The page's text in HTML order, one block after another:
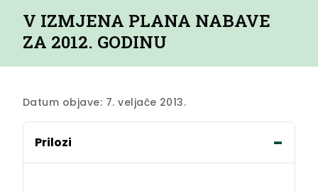
V IZMJENA PLANA NABAVE
ZA 2012. GODINU
Datum objave: 7. veljače 2013.
Prilozi